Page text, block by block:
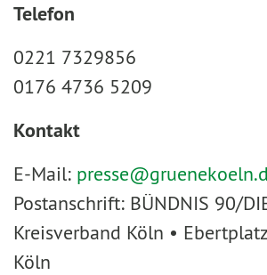
Telefon
0221 7329856
0176 4736 5209
Kontakt
E-Mail: presse@
Postanschrift: BÜNDNIS 90/
Kreisverband Köln •
Köln